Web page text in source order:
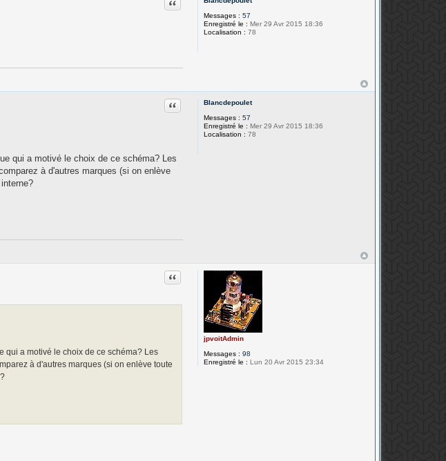
Messages : 57
Enregistré le : Mer 29 Avr 2015 18:36
Localisation : 78
Blancdepoulet
Messages : 57
Enregistré le : Mer 29 Avr 2015 18:36
Localisation : 78
Citation
qui a motivé le choix de ce schéma? Les
à d'autres marques (si on enlève
jpvoitAdmin
Messages : 98
Enregistré le : Lun 20 Avr 2015 23:34
Citation
qui a motivé le choix de ce schéma? Les
à d'autres marques (si on enlève toute